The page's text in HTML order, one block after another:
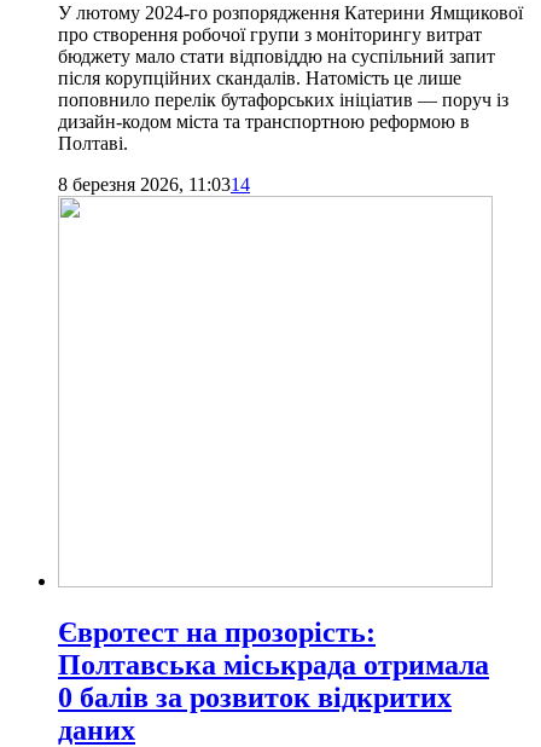
У лютому 2024-го розпорядження Катерини Ямщикової
про створення робочої групи з моніторингу витрат
бюджету мало стати відповіддю на суспільний запит
після корупційних скандалів. Натомість це лише
поповнило перелік бутафорських ініціатив — поруч із
дизайн-кодом міста та транспортною реформою в
Полтаві.
8 березня 2026, 11:0314
Євротест на прозорість:
Полтавська міськрада отримала
0 балів за розвиток відкритих
даних